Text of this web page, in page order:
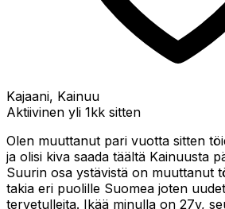
Kajaani, Kainuu
Aktiivinen yli 1kk sitten
Olen muuttanut pari vuotta sitten
ja olisi kiva saada täältä Kainuusta
Suurin osa ystävistä on muuttanut
takia eri puolille Suomea joten
tervetulleita. Ikää minulla on 27v,